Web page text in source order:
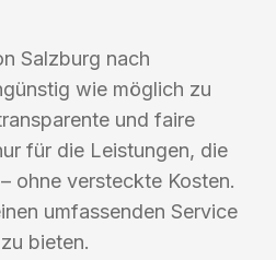
Salzburg nach
wie möglich zu
und faire
für die Leistungen, die
ohne versteckte Kosten.
umfassenden Service
bieten.